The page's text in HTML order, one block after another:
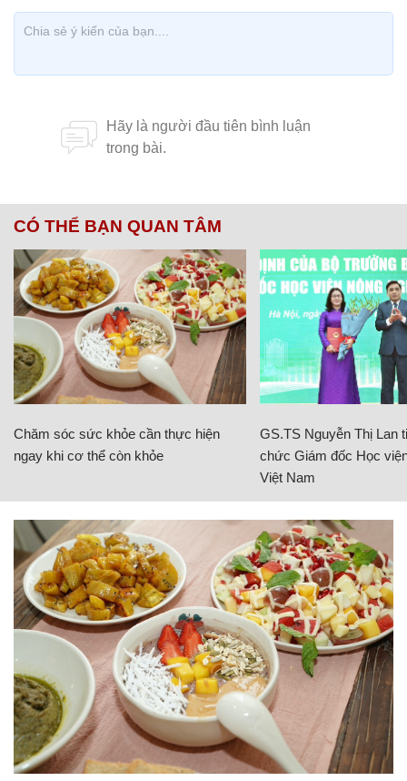
CÓ THỂ BẠN QUAN TÂM
Chăm sóc sức khỏe cần thực hiện
ngay khi cơ thể còn khỏe
GS.TS Nguyễn Thị Lan
chức Giám đốc Học
Việt Nam